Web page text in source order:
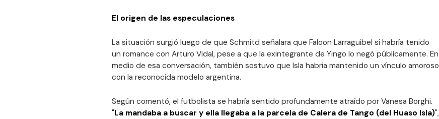
El origen de las especulaciones
La situación surgió luego de que Schmitd señalara que Faloon Larraguibel sí habría tenido
un romance con Arturo Vidal, pese a que la exintegrante de Yingo lo negó públicamente. En
medio de esa conversación, también sostuvo que Isla habría mantenido un vínculo amoroso
con la reconocida modelo argentina.
Según comentó, el futbolista se habría sentido profundamente atraído por Vanesa Borghi.
"La mandaba a buscar y ella llegaba a la parcela de Calera de Tango (del Huaso Isla)",